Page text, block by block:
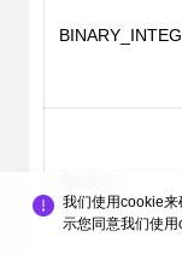
我们使用cookie
示您同意我们使用